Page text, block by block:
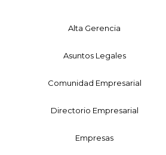
Alta Gerencia
Asuntos Legales
Comunidad Empresarial
Directorio Empresarial
Empresas